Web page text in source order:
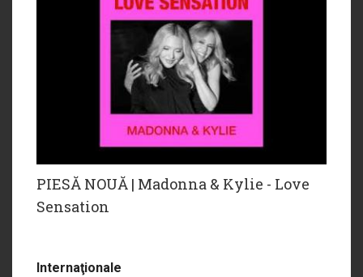
PIESĂ NOUĂ | Madonna & Kylie - Love
Sensation
Internaţionale